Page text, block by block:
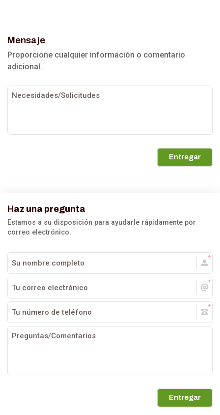
Mensaje
Proporcione cualquier información o comentario
adicional.
Entregar
Haz una pregunta
Estamos a su disposición para ayudarle rápidamente por
correo electrónico.
Entregar